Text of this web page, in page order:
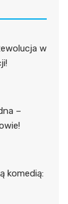
w
–
komedią: